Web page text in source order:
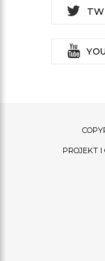
PROJEKT